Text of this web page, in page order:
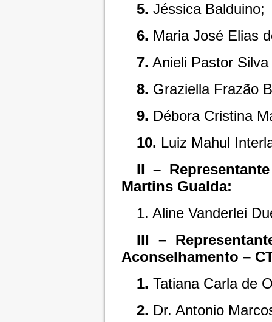
5. Jéssica Balduino;
6. Maria José Elias
7. Anieli Pastor
8. Graziella Frazão
9. Débora Cristina
10. Luiz Mahul
II –
Martins Gualda:
1. Aline Vanderlei
III –
Aconselhamento –
1. Tatiana Carla de
2. Dr. Antonio